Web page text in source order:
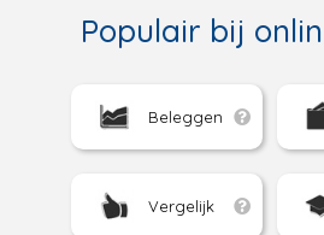
Populair bij
Beleggen
Vergelijk